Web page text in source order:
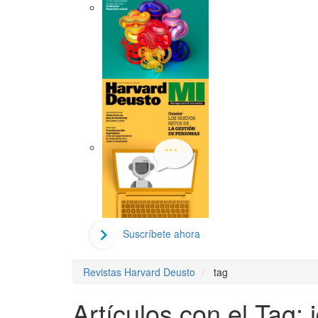
Suscríbete ahora
Revistas Harvard Deusto tag